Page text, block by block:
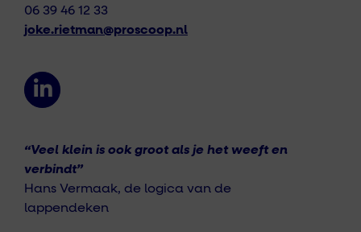
06 39 46 12 33
joke.rietman@proscoop.nl
“Veel klein is ook groot als je het weeft en
verbindt”
Hans Vermaak, de logica van de
lappendeken